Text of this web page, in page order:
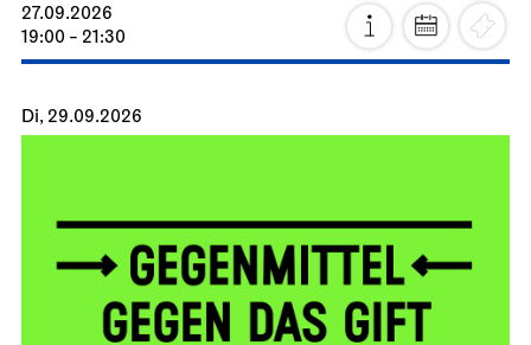
27.09.2026
19:00 - 21:30
Di, 29.09.2026